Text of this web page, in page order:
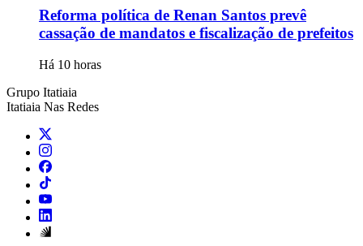
Reforma política de Renan Santos prevê
cassação de mandatos e fiscalização de prefeitos
Há 10 horas
Grupo Itatiaia
Itatiaia Nas Redes